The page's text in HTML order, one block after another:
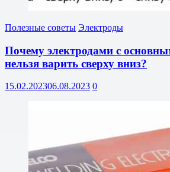
Полезные советы Электроды
Почему электродами с
нельзя варить сверху вниз?
15.02.202306.08.2023 0